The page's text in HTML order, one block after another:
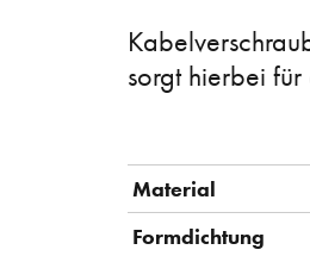
sorgt hierbei
Material
Formdichtung